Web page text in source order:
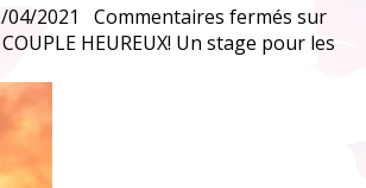
04/2021 Commentaires fermés sur
HEUREUX! Un stage pour les